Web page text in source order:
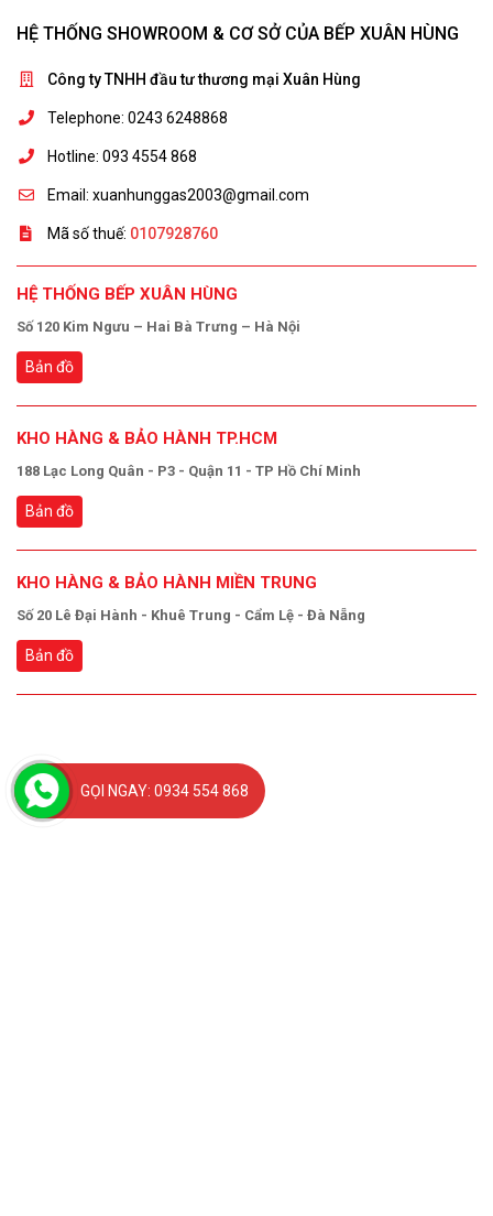
HỆ THỐNG SHOWROOM & CƠ SỞ CỦA BẾP XUÂN HÙNG
Công ty TNHH đầu tư thương mại Xuân Hùng
Telephone: 0243 6248868
Hotline: 093 4554 868
Email: xuanhunggas2003@gmail.com
Mã số thuế: 0107928760
HỆ THỐNG BẾP XUÂN HÙNG
Số 120 Kim Ngưu – Hai Bà Trưng – Hà Nội
Bản đồ
KHO HÀNG & BẢO HÀNH TP.HCM
188 Lạc Long Quân - P3 - Quận 11 - TP Hồ Chí Minh
Bản đồ
KHO HÀNG & BẢO HÀNH MIỀN TRUNG
Số 20 Lê Đại Hành - Khuê Trung - Cẩm Lệ - Đà Nẵng
Bản đồ
GỌI NGAY: 0934 554 868